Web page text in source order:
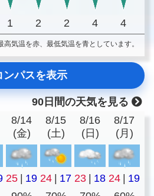
1 2 2 4 4
気温を赤、最低気温を青としています。
ンパスを表示
90日間の天気を見る
8/14
(金)
8/15
(土)
8/16
(日)
8/17
(月)
25 19 24 17 23 18 24
19